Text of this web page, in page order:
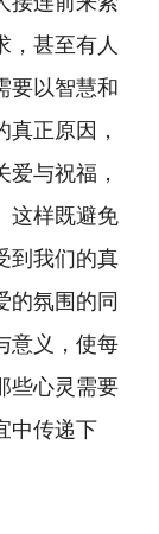
，甚至有人
要以智慧和
正原因，
与祝福，
这样既避免
到我们的真
的氛围的同
意义，使每
些心灵需要
中传递下